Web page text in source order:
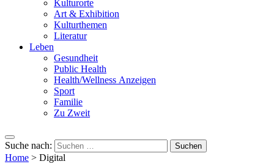
Kulturorte
Art & Exhibition
Kulturthemen
Literatur
Leben
Gesundheit
Public Health
Health/Wellness Anzeigen
Sport
Familie
Zu Zweit
Suche nach:
Home > Digital